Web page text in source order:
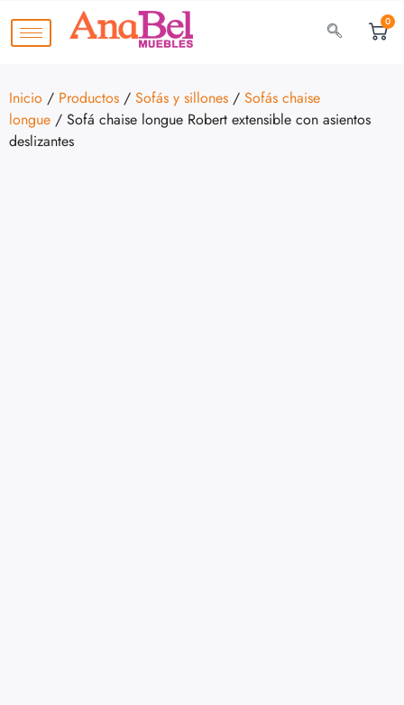
0
Inicio / Productos / Sofás y sillones / Sofás chaise
longue / Sofá chaise longue Robert extensible con asientos
deslizantes